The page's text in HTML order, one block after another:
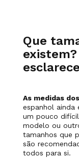
Que
As medidas
espanhol ainda
um pouco
modelo ou
tamanhos que
são
todos para si.